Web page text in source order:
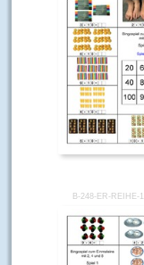
B-248-ER-REIHE-